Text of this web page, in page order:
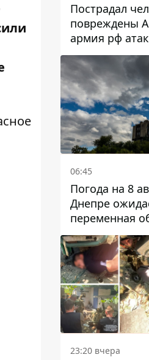
Пострадал
повреждены
армия рф
районов
области
06:45
Погода на 8
Днепре
переменная
может пойти
23:20 вчера